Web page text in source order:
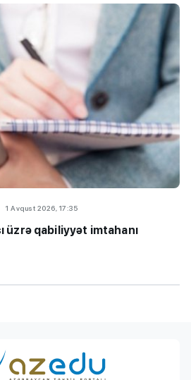
1 Avqust 2026, 17:35
üzrə qabiliyyət imtahanı